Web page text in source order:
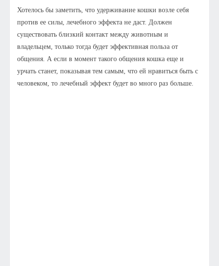
Хотелось бы заметить, что удерживание кошки возле себя
против ее силы, лечебного эффекта не даст. Должен
существовать близкий контакт между животным и
владельцем, только тогда будет эффективная польза от
общения. А если в момент такого общения кошка еще и
урчать станет, показывая тем самым, что ей нравиться быть с
человеком, то лечебный эффект будет во много раз больше.